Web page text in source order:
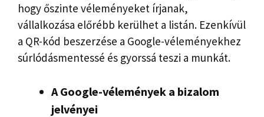
hogy őszinte véleményeket írjanak,
vállalkozása előrébb kerülhet a listán. Ezenkívül
a QR-kód beszerzése a Google-véleményekhez
súrlódásmentessé és gyorssá teszi a munkát.
A Google-vélemények a bizalom
jelvényei